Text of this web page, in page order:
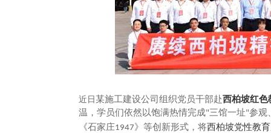
近日 某施工建设公司组织党员干部赴西柏坡红色
温，学员们依然以饱满热情完成"三馆一址"参观
《石家庄1947》等创新形式，将西柏坡党性教育